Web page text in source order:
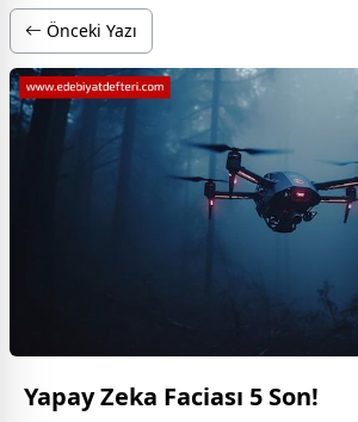
Önceki Yazı
Yapay Zeka Faciası 5 Son!